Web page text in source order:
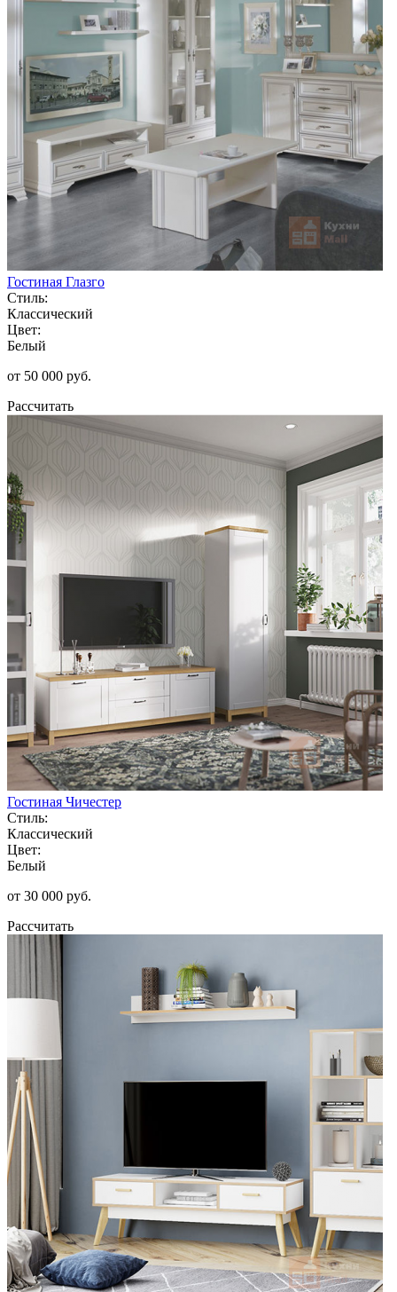
Гостиная Глазго
Стиль:
Классический
Цвет:
Белый
от 50 000 руб.
Рассчитать
Гостиная Чичестер
Стиль:
Классический
Цвет:
Белый
от 30 000 руб.
Рассчитать